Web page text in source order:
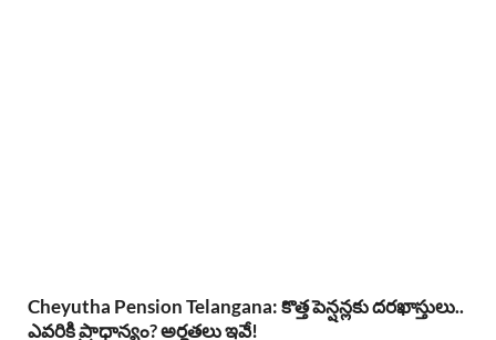
Cheyutha Pension Telangana: కొత్త పెన్షన్లకు దరఖాస్తులు..
ఎవరికి ప్రాధాన్యం? అర్హతలు ఇవే!